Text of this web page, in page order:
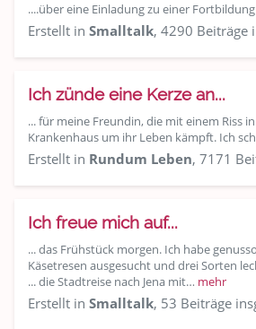
....über eine Einladung zu einer
Erstellt in Smalltalk, 4290 Beiträge
Ich zünde eine Kerze an...
... für meine Freundin, die mit einem Riss
Krankenhaus um ihr Leben kämpft. Ich
Erstellt in Rundum Leben, 7171
Ich freue mich auf...
... das Frühstück morgen. Ich habe
Käsetresen ausgesucht und drei Sorten
... die Stadtreise nach Jena mit… mehr
Erstellt in Smalltalk, 53 Beiträge